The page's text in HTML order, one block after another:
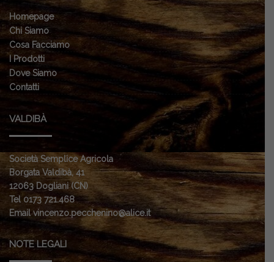
Homepage
Chi Siamo
Cosa Facciamo
I Prodotti
Dove Siamo
Contatti
VALDIBÀ
Società Semplice Agricola
Borgata Valdibà, 41
12063 Dogliani (CN)
Tel 0173 721.468
Email vincenzo.pecchenino@alice.it
NOTE LEGALI